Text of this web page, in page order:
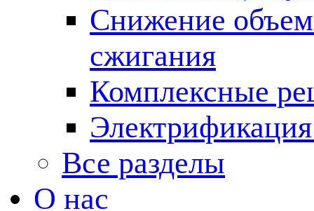
Снижение
сжигания
Комплексные
Все разделы
О нас